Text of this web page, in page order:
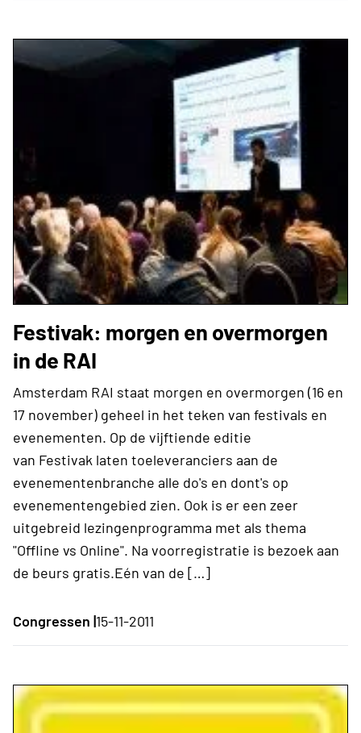
Festivak: morgen en overmorgen
in de RAI
Amsterdam RAI staat morgen en overmorgen (16 en
17 november) geheel in het teken van festivals en
evenementen. Op de vijftiende editie
van Festivak laten toeleveranciers aan de
evenementenbranche alle do's en dont's op
evenementengebied zien. Ook is er een zeer
uitgebreid lezingenprogramma met als thema
"Offline vs Online". Na voorregistratie is bezoek aan
de beurs gratis.Eén van de […]
Congressen |15-11-2011